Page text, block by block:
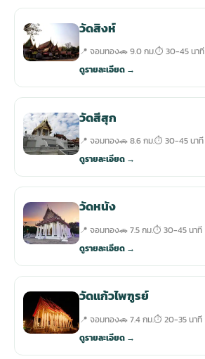
วัดสิงห์
📍 จอมทอง🚗 9.0 กม.⏱ 30-45 นาที
ดูรายละเอียด →
วัดสีสุก
📍 จอมทอง🚗 8.6 กม.⏱ 30-45 นาที
ดูรายละเอียด →
วัดหนัง
📍 จอมทอง🚗 7.5 กม.⏱ 30-45 นาที
ดูรายละเอียด →
วัดแก้วไพฑูรย์
📍 จอมทอง🚗 7.4 กม.⏱ 20-35 นาที
ดูรายละเอียด →